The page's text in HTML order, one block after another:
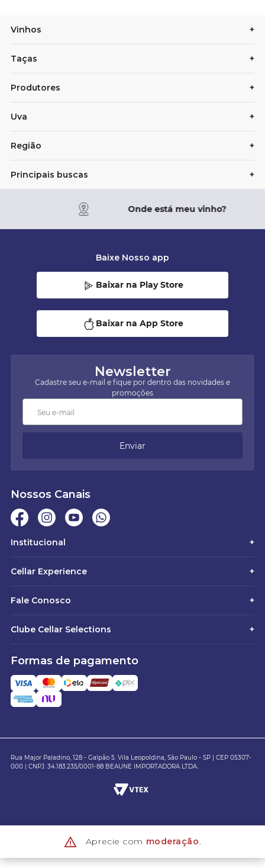
Vinhos +
Taças +
Produtores +
Uva +
Região +
Principais buscas +
Onde está meu vinho?
Newsletter
Cadastre seu e-mail e fique por dentro das novidades e
promoções
Enviar
Baixe Nosso app
Baixar na Play Store
Baixar na App Store
Nossos Canais
Institucional +
Cellar Experience +
Fale Conosco +
Clube Cellar Selections +
Formas de pagamento
Rua Major Paladino, 128 - Galpão 5. Vila Leopoldina, São Paulo - SP | CEP 05307-
000 | CNPJ: 34.183.235/0001-88 BEAUNE IMPORTADORA LTDA.
Aprecie com moderação.